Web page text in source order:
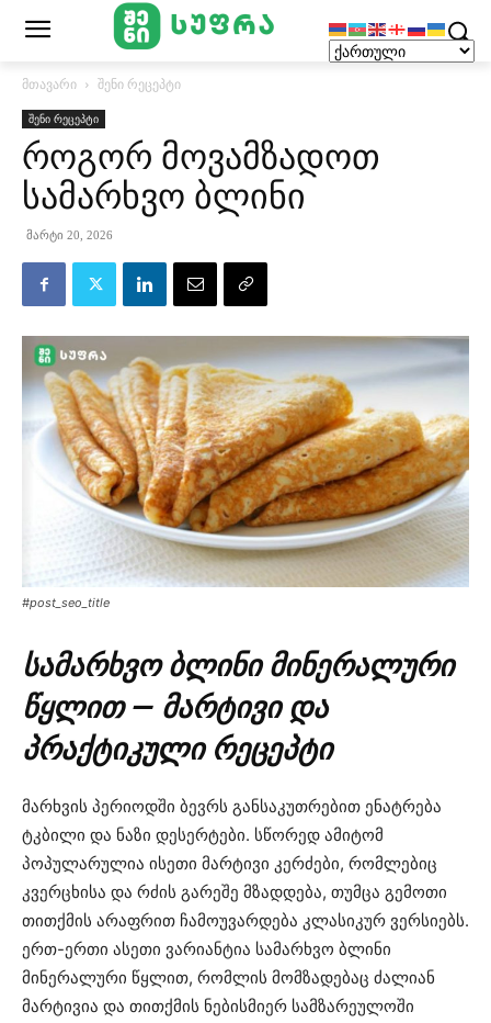
მთავარი შენი რეცეპტი
შენი რეცეპტი
როგორ მოვამზადოთ
სამარხვო ბლინი
მარტი 20, 2026
#post_seo_title
სამარხვო ბლინი მინერალური
წყლით — მარტივი და
პრაქტიკული რეცეპტი
მარხვის პერიოდში ბევრს განსაკუთრებით ენატრება
ტკბილი და ნაზი დესერტები. სწორედ ამიტომ
პოპულარულია ისეთი მარტივი კერძები, რომლებიც
კვერცხისა და რძის გარეშე მზადდება, თუმცა გემოთი
თითქმის არაფრით ჩამოუვარდება კლასიკურ ვერსიებს.
ერთ-ერთი ასეთი ვარიანტია სამარხვო ბლინი
მინერალური წყლით, რომლის მომზადებაც ძალიან
მარტივია და თითქმის ნებისმიერ სამზარეულოში